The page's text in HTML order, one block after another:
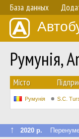
База данных
Румунія,
Мiсто
Румунія S.C.
↑ 2020 р.